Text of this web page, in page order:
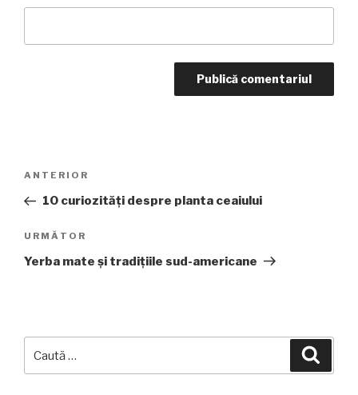
articole
Articolul
anterior
ANTERIOR
10 curiozități despre planta ceaiului
Articolul
următor
URMĂTOR
Yerba mate și tradițiile sud-americane
după: